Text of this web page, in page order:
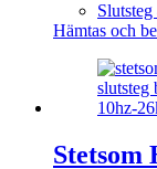
Hämtas och
Stetsom